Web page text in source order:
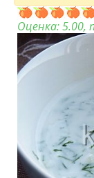
Оценка:5.00,